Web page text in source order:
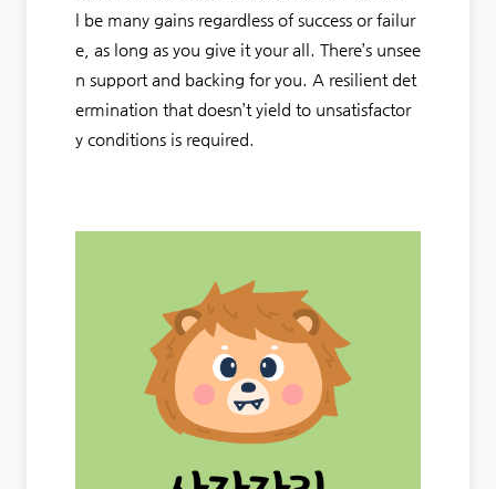
l be many gains regardless of success or failur
e, as long as you give it your all. There’s unsee
n support and backing for you. A resilient det
ermination that doesn’t yield to unsatisfactor
y conditions is required.